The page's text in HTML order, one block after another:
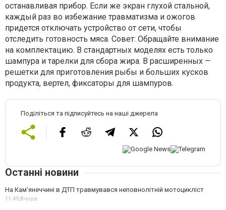
останавливая прибор. Если же экран глухой стальной,
каждый раз во избежание травматизма и ожогов
придется отключать устройство от сети, чтобы
отследить готовность мяса. Совет: Обращайте внимание
на комплектацию. В стандартных моделях есть только
шампура и тарелки для сбора жира. В расширенных —
решетки для приготовления рыбы и больших кусков
продукта, вертел, фиксаторы для шампуров.
Поділіться та підписуйтесь на наші джерела
Останні новини
На Кам’янеччині в ДТП травмувався неповнолітній мотоцикліст
11:49,Вчора